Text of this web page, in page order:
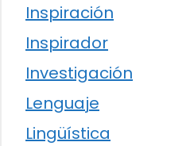
Inspiración
Inspirador
Investigación
Lenguaje
Lingüística